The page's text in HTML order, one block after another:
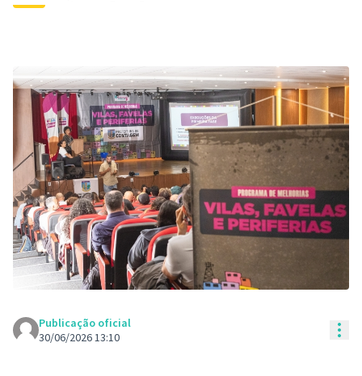
Publicação oficial
30/06/2026 13:10